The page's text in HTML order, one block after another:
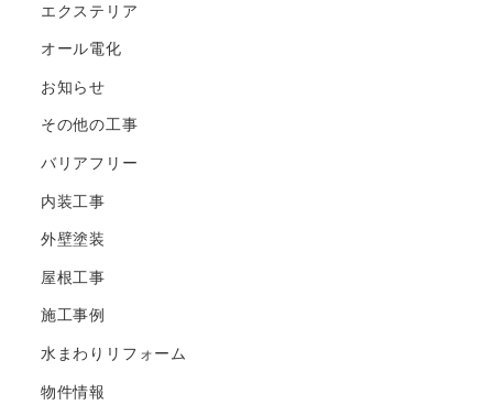
エクステリア
オール電化
お知らせ
その他の工事
バリアフリー
内装工事
外壁塗装
屋根工事
施工事例
水まわりリフォーム
物件情報